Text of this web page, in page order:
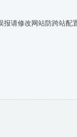
请修改网站防跨站配